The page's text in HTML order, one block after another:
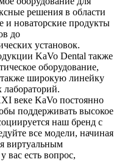
решения в области
и новаторские продукты
до
установок.
KaVo Dental также
оборудование,
также широкую линейку
лабораторий.
веке KaVo постоянно
поддерживать высокое
наш бренд с
все модели, начиная
виртуальным
вас есть вопрос,